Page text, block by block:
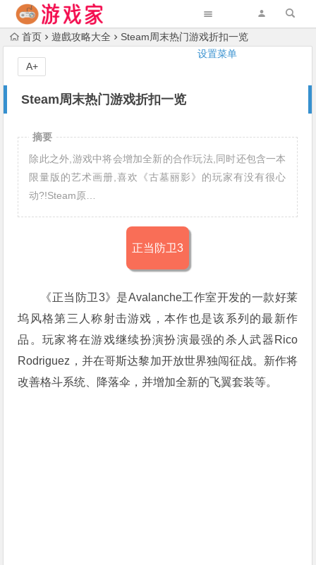
设置菜单
首页 遊戲攻略大全 Steam周末热门游戏折扣一览
Steam周末热门游戏折扣一览
A+
摘要
除此之外,游戏中将会增加全新的合作玩法,同时还包含一本
限量版的艺术画册,喜欢《古墓丽影》的玩家有没有很心
动?!Steam原…
正当防卫3
《正当防卫3》是Avalanche工作室开发的一款好莱
坞风格第三人称射击游戏，本作也是该系列的最新作
品。玩家将在游戏继续扮演扮演最强的杀人武器Rico
Rodriguez，并在哥斯达黎加开放世界独闯征战。新作将
改善格斗系统、降落伞，并增加全新的飞翼套装等。